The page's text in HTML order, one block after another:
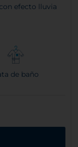
efecto lluvia
de baño